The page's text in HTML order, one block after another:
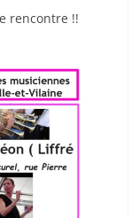
rencontre !!